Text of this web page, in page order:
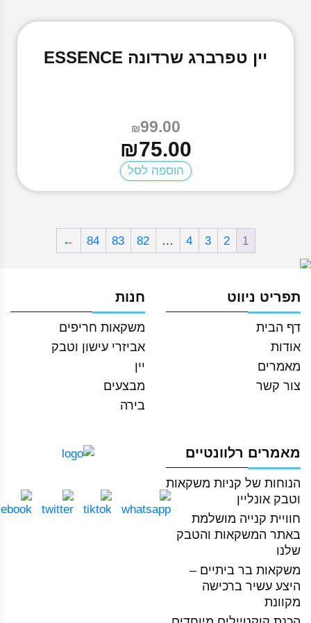
יין טפרברג שרדונה ESSENCE
₪99.00
המחיר
המקורי
היה:
₪75.00המחיר
הנוכחי
הוא:
הוספה לסל
1
2
3
4
…
82
83
84
←
תפריט ניווט
דף הבית
אודות
מאמרים
צור קשר
חנות
משקאות חריפים
אביזרי עישון וטבק
יין
מבצעים
בירה
מאמרים רלוונטיים
הנוחות של קניות משקאות
וטבק אונליין
חוויית קנייה מושלמת
באתר המשקאות והטבק
שלנו
משקאות בר ביתיים –
היצע עשיר ברכישה
מקוונת